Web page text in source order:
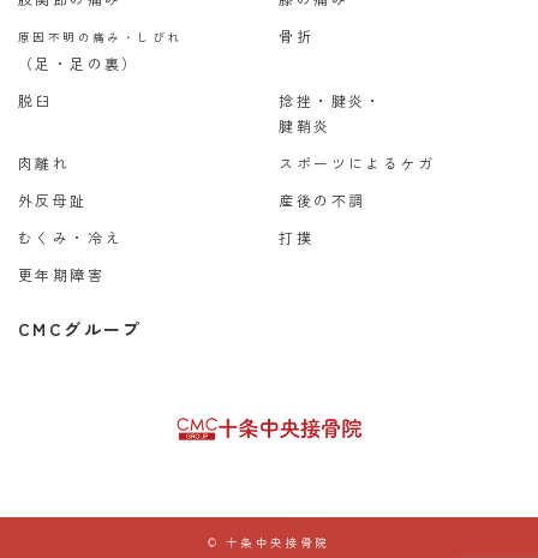
原因不明の痛み・しびれ
（足・足の裏）
骨折
脱臼
捻挫・腱炎・
腱鞘炎
肉離れ
スポーツによるケガ
外反母趾
産後の不調
むくみ・冷え
打撲
更年期障害
CMCグループ
© 十条中央接骨院